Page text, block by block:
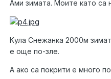
Ами зимата. Моите като са
Kула Снежанка 2000м
е още по-зле.
А ако са покрити е много